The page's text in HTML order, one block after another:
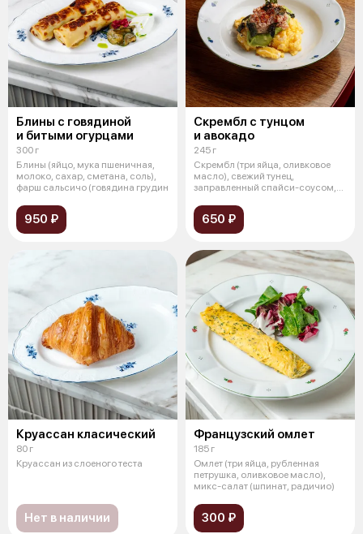
Блины с говядиной
и битыми огурцами
300 г
Блины (яйцо, мука пшеничная,
молоко, сахар, сметана, соль),
фарш сальсичо (говядина грудин
950 ₽
Скрембл с тунцом
и авокадо
245 г
Скрембл (три яйца, оливковое
масло), свежий тунец,
заправленный спайси-соусом,
650 ₽
Круассан класический
80 г
Круассан из слоеного теста
Нет в наличии
Французский омлет
185 г
Омлет (три яйца, рубленная
петрушка, оливковое масло),
микс-салат (шпинат, радичио)
300 ₽